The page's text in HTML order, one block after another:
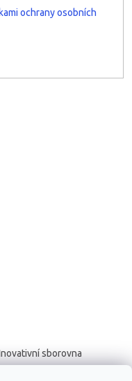
ochrany osobních
sborovna